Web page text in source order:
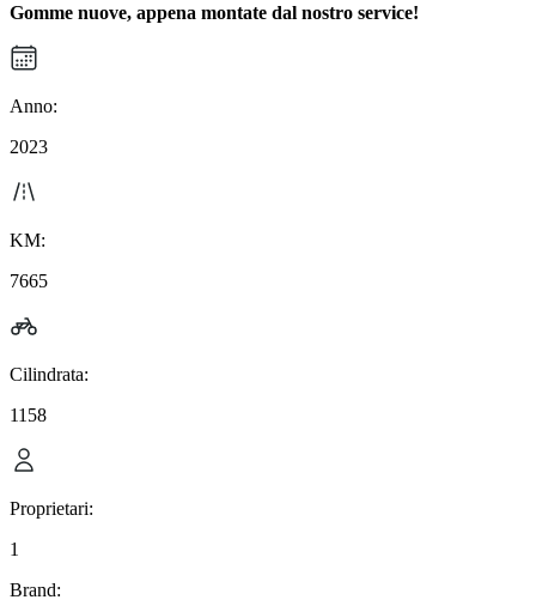
Gomme nuove, appena montate dal nostro service!
Anno:
2023
KM:
7665
Cilindrata:
1158
Proprietari:
1
Brand: